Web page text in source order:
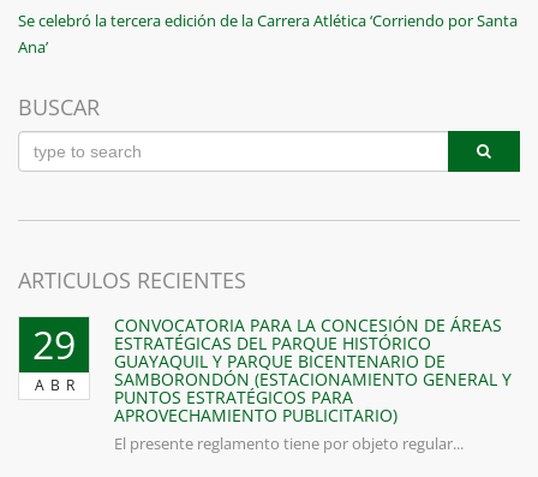
Navegación
de
entradas
Previous
Post
Se celebró la tercera edición de la Carrera Atlética ‘Corriendo por Santa
Ana’
BUSCAR
ARTICULOS RECIENTES
29
ABR
CONVOCATORIA PARA LA CONCESIÓN DE ÁREAS
ESTRATÉGICAS DEL PARQUE HISTÓRICO
GUAYAQUIL Y PARQUE BICENTENARIO DE
SAMBORONDÓN (ESTACIONAMIENTO GENERAL Y
PUNTOS ESTRATÉGICOS PARA
APROVECHAMIENTO PUBLICITARIO)
El presente reglamento tiene por objeto regular...